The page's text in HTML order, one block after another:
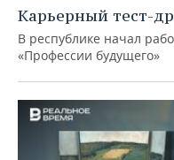
Карьерный тест-
В республике начал
«Профессии будущего»